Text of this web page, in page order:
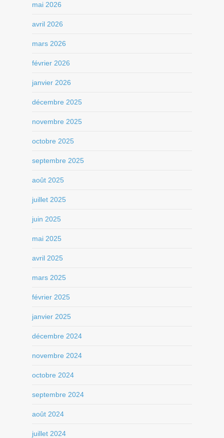
mai 2026
avril 2026
mars 2026
février 2026
janvier 2026
décembre 2025
novembre 2025
octobre 2025
septembre 2025
août 2025
juillet 2025
juin 2025
mai 2025
avril 2025
mars 2025
février 2025
janvier 2025
décembre 2024
novembre 2024
octobre 2024
septembre 2024
août 2024
juillet 2024